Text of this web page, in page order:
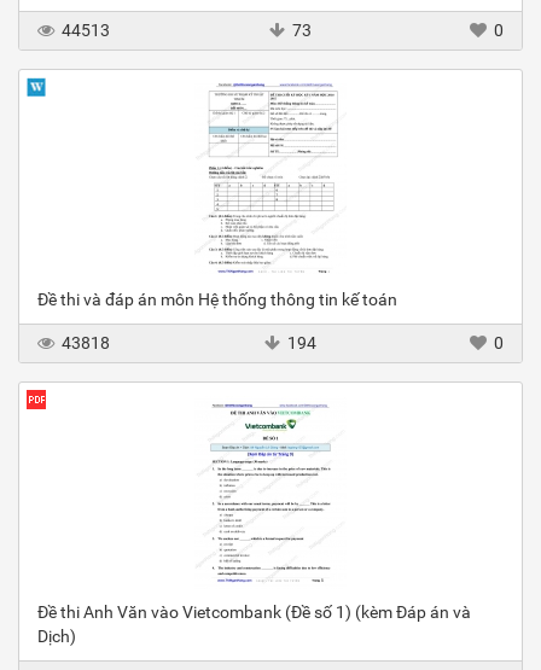
44513 73 0
Đề thi và đáp án môn Hệ thống thông tin kế toán
43818 194 0
Đề thi Anh Văn vào Vietcombank (Đề số 1) (kèm Đáp án và
Dịch)